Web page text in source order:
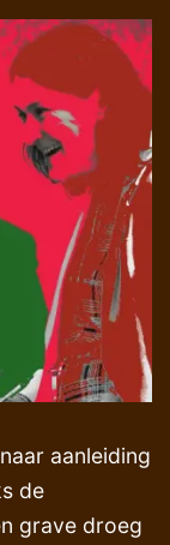
aanleiding
de
grave droeg